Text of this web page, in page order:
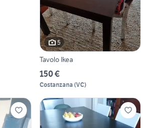
5
Tavolo Ikea
150 €
Costanzana (VC)